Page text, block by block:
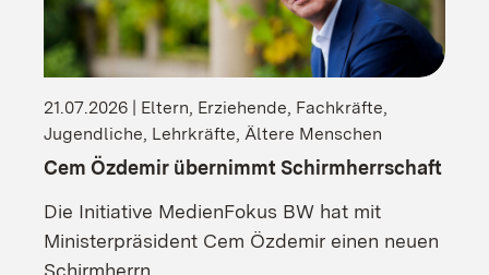
21.07.2026 | Eltern, Erziehende, Fachkräfte,
Jugendliche, Lehrkräfte, Ältere Menschen
Cem Özdemir übernimmt Schirmherrschaft
Die Initiative MedienFokus BW hat mit
Ministerpräsident Cem Özdemir einen neuen
Schirmherrn.